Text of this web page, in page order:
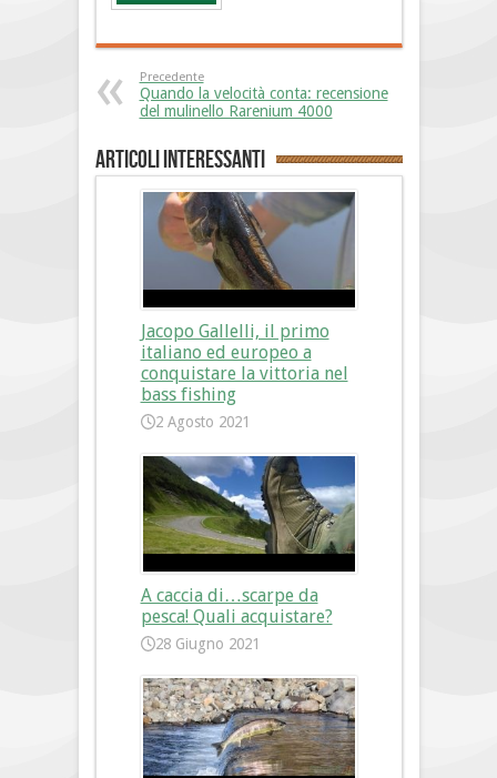
Precedente
Quando la velocità conta: recensione
del mulinello Rarenium 4000
Articoli interessanti
Jacopo Gallelli, il primo
italiano ed europeo a
conquistare la vittoria nel
bass fishing
2 Agosto 2021
A caccia di…scarpe da
pesca! Quali acquistare?
28 Giugno 2021